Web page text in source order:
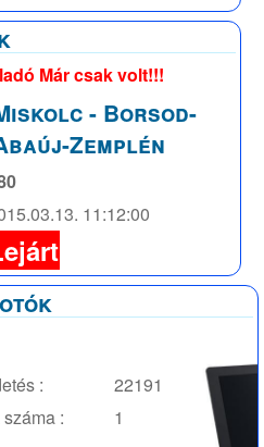
Már csak volt!!!
- Borsod-
Zemplén
11:12:00
:
22191
: 1